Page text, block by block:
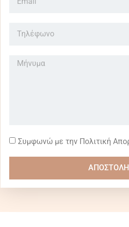
Συμφωνώ με την Πολιτική
ΑΠΟΣΤΟΛΗ